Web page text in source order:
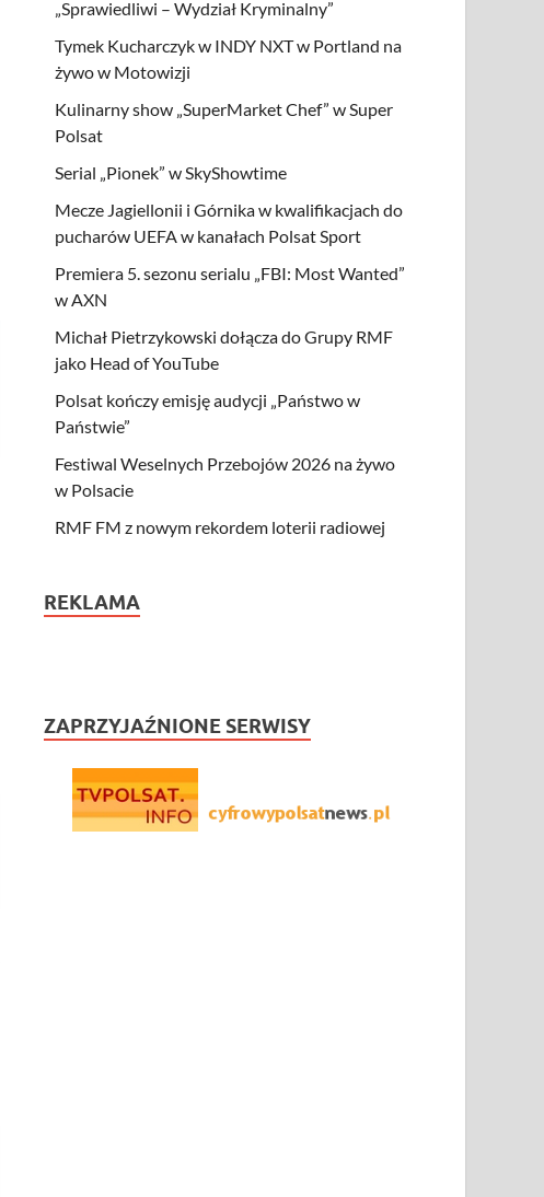
„Sprawiedliwi – Wydział Kryminalny”
Tymek Kucharczyk w INDY NXT w Portland na
żywo w Motowizji
Kulinarny show „SuperMarket Chef” w Super
Polsat
Serial „Pionek” w SkyShowtime
Mecze Jagiellonii i Górnika w kwalifikacjach do
pucharów UEFA w kanałach Polsat Sport
Premiera 5. sezonu serialu „FBI: Most Wanted”
w AXN
Michał Pietrzykowski dołącza do Grupy RMF
jako Head of YouTube
Polsat kończy emisję audycji „Państwo w
Państwie”
Festiwal Weselnych Przebojów 2026 na żywo
w Polsacie
RMF FM z nowym rekordem loterii radiowej
REKLAMA
ZAPRZYJAŹNIONE SERWISY